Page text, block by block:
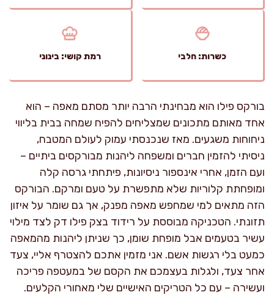
כשרות: חלבי רמת קושי: בינוני
בורקס פילו הוא מבחינתי הרבה יותר מסתם מאפה – הוא
אחד מאותם מתכונים שמצליחים להפיח שמחה בבית בליווי
ניחוחות משגעים. מאז שנכנסתי עמוק לעולם המטבח,
ניסיתי להזמין חברים ומשפחה ליהנות מבורקסים ביתיים –
ועם הזמן, אחרי אינספור ניסיונות, פיתחתי גרסה קלה
ומופחתת קלוריות שלא מתפשרת על טעם ומרקם. הבורקס
הזה מתאים למי שמחפש מאפה מפנק, אך גם שומר על איזון
תזונתי. הטכניקה מבוססת על רידוד בצק פילו דק לצד מילוי
עשיר בטעמים אבל מופחת שומן, כך שניתן ליהנות מהמאפה
כמעט בלי רגשות אשם. אני מזמין אתכם להצטרף אליי, צעד
אחר צעד, ולגלות בעצמכם את הקסם של במעטפה פריכה
ועשירה – עם כל הטריקים האישיים שלי מאחורי הקלעים.